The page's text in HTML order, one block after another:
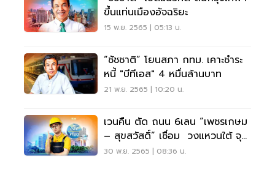
ขึ้นแท่นเมืองอัจฉริยะ
15 พ.ย. 2565 | 05:13 น.
“ชัชชาติ” โยนสภา กทม. เคาะชำระ
หนี้ "บีทีเอส" 4 หมื่นล้านบาท
21 พ.ย. 2565 | 10:20 น.
เวนคืน ตัด ถนน 6เลน “เพชรเกษม
– สุขสวัสดิ์” เชื่อม วงแหวนใต้ จุด
พลุทำเลทอง
30 พ.ย. 2565 | 08:36 น.